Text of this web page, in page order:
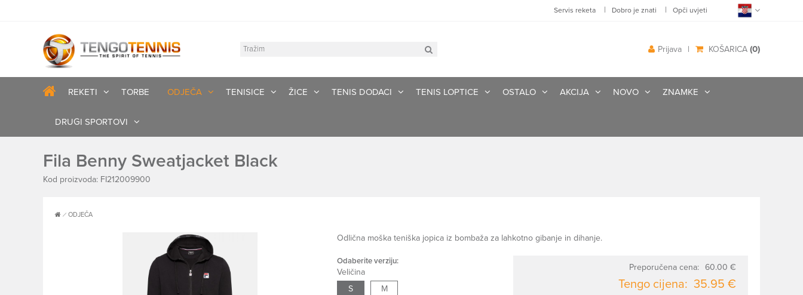
Servis reketa | Dobro je znati | Opči uvjeti
KOŠARICA (0)
|
Prijava
REKETI TORBE ODJEČA TENISICE ŽICE TENIS DODACI TENIS LOPTICE OSTALO AKCIJA NOVO ZNAMKE
DRUGI SPORTOVI
Fila Benny Sweatjacket Black
Kod proizvoda: FI212009900
ODJEČA
Odlična moška teniška jopica iz bombaža za lahkotno gibanje in dihanje.
Odaberite verziju:
Veličina
S
M
Preporučena cena: 60.00 €
Tengo cijena: 35.95 €